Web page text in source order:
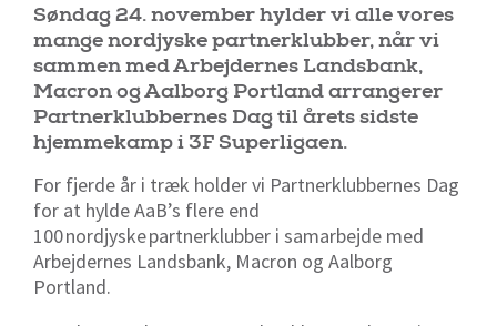
Søndag 24. november hylder vi alle vores
mange nordjyske partnerklubber, når vi
sammen med Arbejdernes Landsbank,
Macron og Aalborg Portland arrangerer
Partnerklubbernes Dag til årets sidste
hjemmekamp i 3F Superligaen.
For fjerde år i træk holder vi Partnerklubbernes Dag
for at hylde AaB’s flere end
100 nordjyske partnerklubber i samarbejde med
Arbejdernes Landsbank, Macron og Aalborg
Portland.